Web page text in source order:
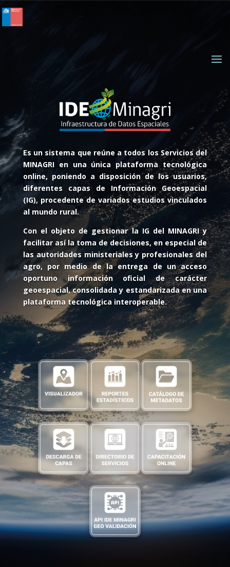
Es un sistema que reúne a todos los Servicios del
MINAGRI en una única plataforma tecnológica
online, poniendo a disposición de los usuarios,
diferentes capas de Información Geoespacial
(IG), procedente de variados estudios vinculados
al mundo rural.
Con el objeto de gestionar la IG del MINAGRI y
facilitar así la toma de decisiones, en especial de
las autoridades ministeriales y profesionales del
agro, por medio de la entrega de un acceso
oportuno información oficial de carácter
geoespacial, consolidada y estandarizada en una
plataforma tecnológica interoperable.